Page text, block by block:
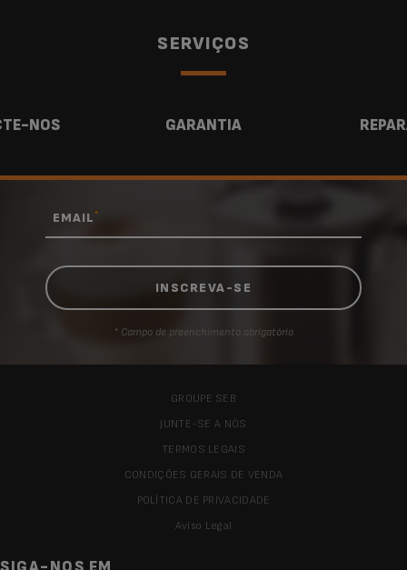
SERVIÇOS
NOS GARANTIA
EMAIL*
* Campo de preenchimento obrigatório
GROUPE SEB
JUNTE-SE A NÓS
TERMOS LEGAIS
CONDIÇÕES GERAIS DE VENDA
POLÍTICA DE PRIVACIDADE
Aviso Legal